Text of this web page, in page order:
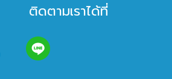
ติดตามเราได้ที่